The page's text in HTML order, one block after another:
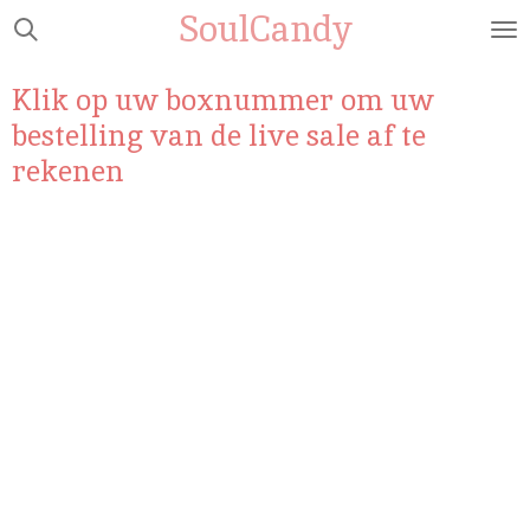
Ga
de
hoofdinhoud
SoulCandy
Klik op uw boxnummer om uw
bestelling van de live sale af te
rekenen